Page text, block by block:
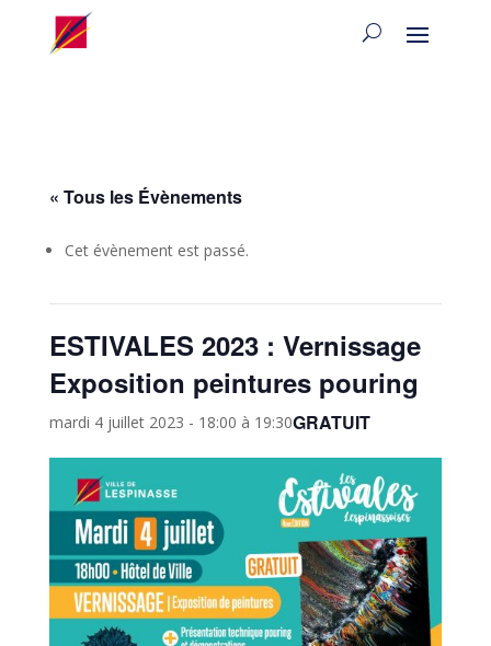
« Tous les Évènements
Cet évènement est passé.
ESTIVALES 2023 : Vernissage
Exposition peintures pouring
mardi 4 juillet 2023 - 18:00 à 19:30GRATUIT